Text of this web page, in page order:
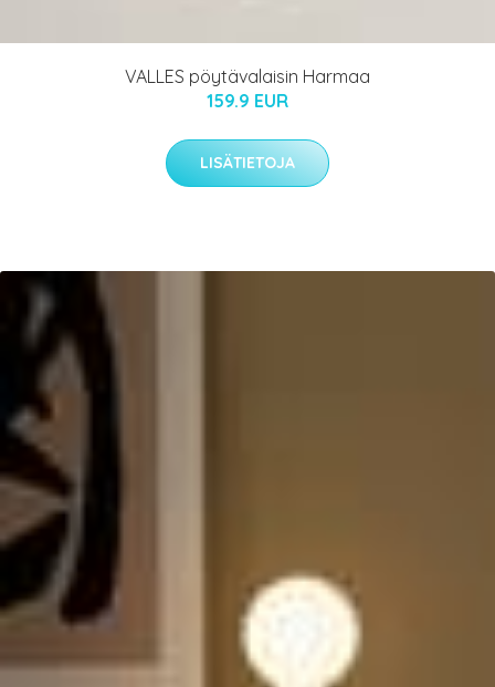
VALLES pöytävalaisin Harmaa
159.9 EUR
LISÄTIETOJA